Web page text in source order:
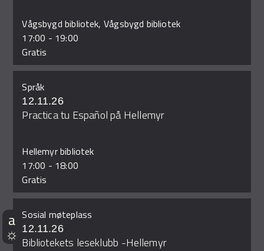
Vågsbygd bibliotek, Vågsbygd bibliotek
17:00 - 19:00
Gratis
Språk
12.11.26
Practica tu Español på Hellemyr
Hellemyr bibliotek
17:00 - 18:00
Gratis
Sosial møteplass
12.11.26
Bibliotekets leseklubb -Hellemyr